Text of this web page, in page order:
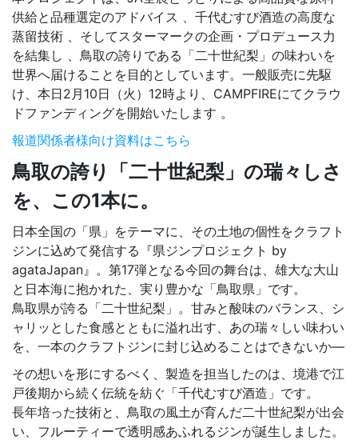
供給と品種選定のアドバイス 、千代むすび酒造の高度な
蒸留技術 、そしてスターマークの企画・プロデュース力
を結集し 、鳥取の誇りである「二十世紀梨」の味わいを
世界へ届けることを目的としています。一般販売に先駆
け、本日2月10日（火）12時より、CAMPFIREにてクラウ
ドファンディングを開始いたします 。
報道関係者様向け資料はこちら
鳥取の誇り「二十世紀梨」の瑞々しさ
を、この1本に。
日本全国の「県」をテーマに、その土地の個性をクラフト
ジンに込めて発信する『県ジンプロジェクト by
agataJapan』。第17弾となる今回の舞台は、雄大な大山
と日本海に抱かれた、実り豊かな「鳥取県」です。
鳥取県が誇る「二十世紀梨」。甘みと酸味のバランス、シ
ャリッとした食感とともに溢れ出す、あの瑞々しい味わい
を、一本のクラフトジンに封じ込めることはできないか―
その想いを形にするべく、製造を担当したのは、境港で江
戸後期から続く伝統を紡ぐ「千代むすび酒造」です。
長年培った技術と、鳥取の風土が育んだ二十世紀梨が出会
い、フルーティーで透明感あふれるジンが誕生しました。